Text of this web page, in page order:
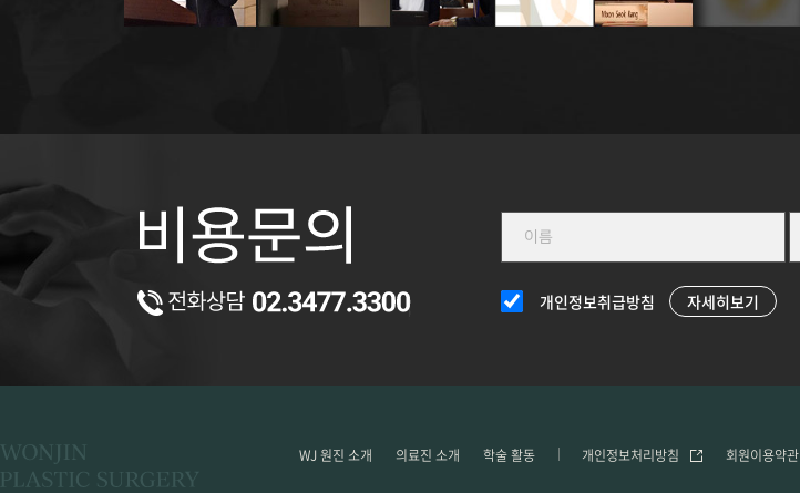
개인정보취급방침 자세히보기
WJ 원진 소개 의료진 소개 학술 활동 개인정보처리방침 회원이용약관